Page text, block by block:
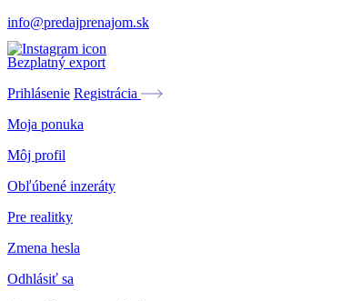
info@predajprenajom.sk
Bezplatný export
Prihlásenie Registrácia
Moja ponuka
Môj profil
Obľúbené inzeráty
Pre realitky
Zmena hesla
Odhlásiť sa